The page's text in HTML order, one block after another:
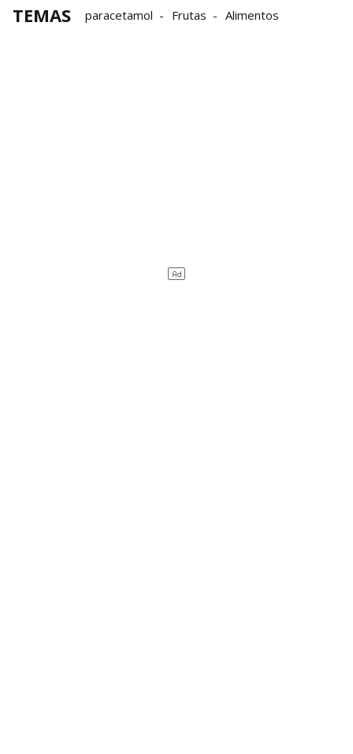
TEMAS paracetamol Frutas Alimentos